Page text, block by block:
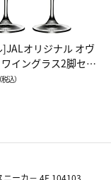
オリジナル オヴ
イングラス2脚セッ
ワイン）
（税込）